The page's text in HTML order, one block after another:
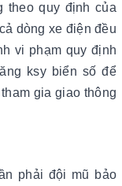
theo quy định của
dòng xe điện đều
vi phạm quy định
ksy biển số để
gia giao thông
phải đội mũ bảo